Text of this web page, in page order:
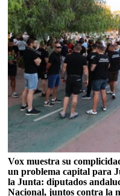
Vox muestra su
un problema capital para
la Junta: diputados
Nacional, juntos contra la